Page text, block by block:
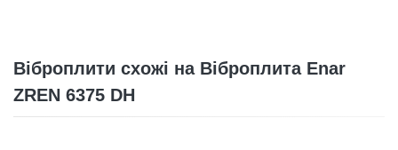
Віброплити схожі на Віброплита Enar
ZREN 6375 DH